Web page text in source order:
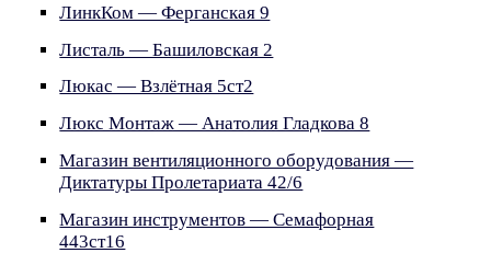
ЛинкКом — Ферганская 9
Листаль — Башиловская 2
Люкас — Взлётная 5ст2
Люкс Монтаж — Анатолия Гладкова 8
Магазин вентиляционного оборудования —
Диктатуры Пролетариата 42/6
Магазин инструментов — Семафорная
443ст16